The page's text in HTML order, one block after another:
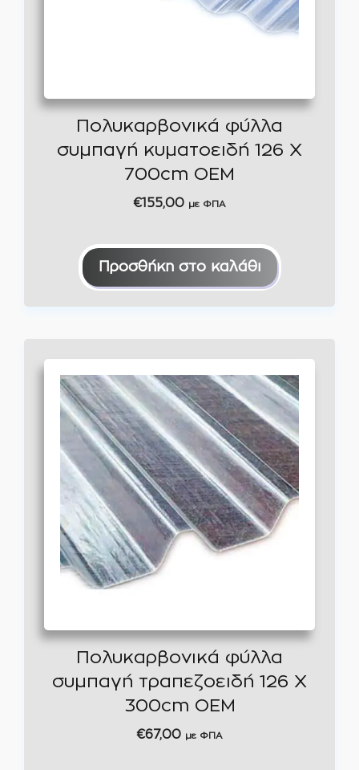
Πολυκαρβονικά φύλλα
συμπαγή κυματοειδή 126 Χ
700cm OEM
€155,00 με ΦΠΑ
Προσθήκη στο καλάθι
Πολυκαρβονικά φύλλα
συμπαγή τραπεζοειδή 126 Χ
300cm OEM
€67,00 με ΦΠΑ